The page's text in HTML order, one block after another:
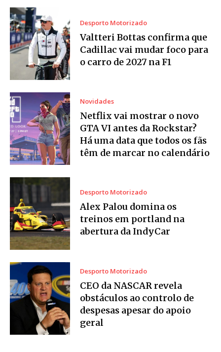
Desporto Motorizado
Valtteri Bottas confirma que
Cadillac vai mudar foco para
o carro de 2027 na F1
Novidades
Netflix vai mostrar o novo
GTA VI antes da Rockstar?
Há uma data que todos os fãs
têm de marcar no calendário
Desporto Motorizado
Alex Palou domina os
treinos em portland na
abertura da IndyCar
Desporto Motorizado
CEO da NASCAR revela
obstáculos ao controlo de
despesas apesar do apoio
geral